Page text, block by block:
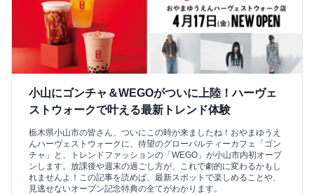
小山にゴンチャ＆WEGOがついに上陸！ハーヴェ
ストウォークで叶える最新トレンド体験
栃木県小山市の皆さん、ついにこの時が来ましたね！おやまゆうえ
んハーヴェストウォークに、待望のグローバルティーカフェ「ゴン
チャ」と、トレンドファッションの「WEGO」が小山市内初オープ
ンします。放課後や週末の過ごし方が、これで劇的に変わるかもし
れませんよ！この記事を読めば、最新スポットで楽しめることや、
見逃せないオープン記念特典の全てがわかります。